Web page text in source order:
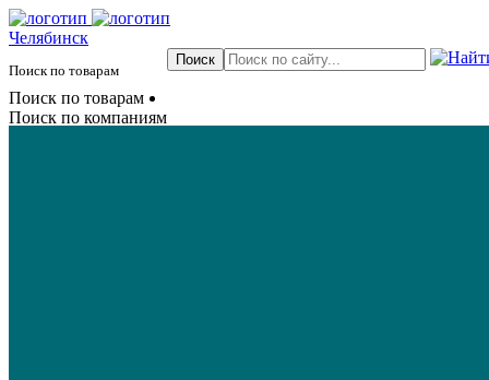
Челябинск
Поиск по товарам
Поиск по товарам
Поиск по компаниям